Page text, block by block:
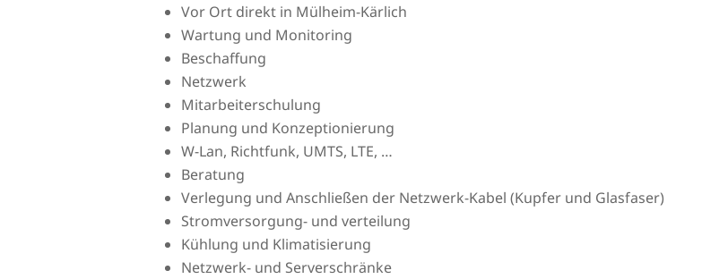
Vor Ort direkt in Mülheim-Kärlich
Wartung und Monitoring
Beschaffung
Netzwerk
Mitarbeiterschulung
Planung und Konzeptionierung
W-Lan, Richtfunk, UMTS, LTE, …
Beratung
Verlegung und Anschließen der Netzwerk-Kabel (Kupfer und Glasfaser)
Stromversorgung- und verteilung
Kühlung und Klimatisierung
Netzwerk- und Serverschränke